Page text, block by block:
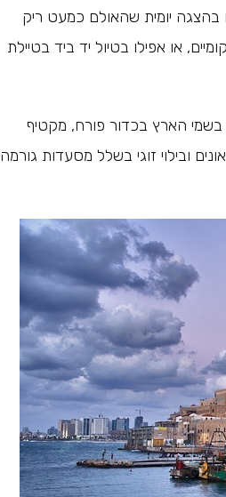
בהצגה יומית שהאולם כמעט ריק
או אפילו בטיול יד ביד בטיילת
בשמי הארץ בכדור פורח, מקטיף
ובילוי זוגי בשלל מסעדות גורמה